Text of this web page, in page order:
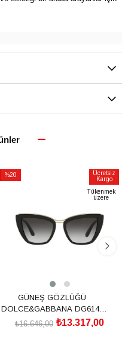
%20
Ücretsiz
Kargo
Tükenmek
üzere
GÜNEŞ GÖZLÜĞÜ
DOLCE&GABBANA DG6144
501/8G54₺13.317,00
₺16.646,00